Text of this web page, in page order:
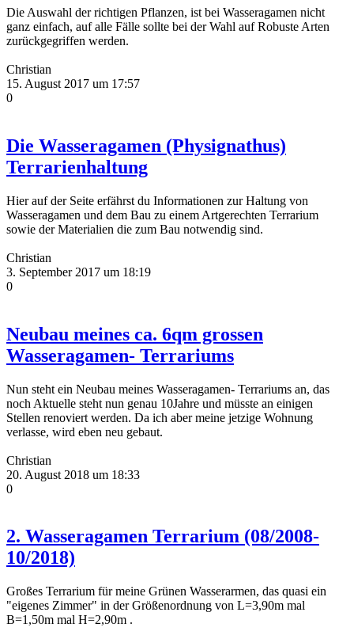
Die Auswahl der richtigen Pflanzen, ist bei Wasseragamen nicht
ganz einfach, auf alle Fälle sollte bei der Wahl auf Robuste Arten
zurückgegriffen werden.
Christian
15. August 2017 um 17:57
0
Die Wasseragamen (Physignathus)
Terrarienhaltung
Hier auf der Seite erfährst du Informationen zur Haltung von
Wasseragamen und dem Bau zu einem Artgerechten Terrarium
sowie der Materialien die zum Bau notwendig sind.
Christian
3. September 2017 um 18:19
0
Neubau meines ca. 6qm grossen
Wasseragamen- Terrariums
Nun steht ein Neubau meines Wasseragamen- Terrariums an, das
noch Aktuelle steht nun genau 10Jahre und müsste an einigen
Stellen renoviert werden. Da ich aber meine jetzige Wohnung
verlasse, wird eben neu gebaut.
Christian
20. August 2018 um 18:33
0
2. Wasseragamen Terrarium (08/2008-
10/2018)
Großes Terrarium für meine Grünen Wasserarmen, das quasi ein
"eigenes Zimmer" in der Größenordnung von L=3,90m mal
B=1,50m mal H=2,90m .